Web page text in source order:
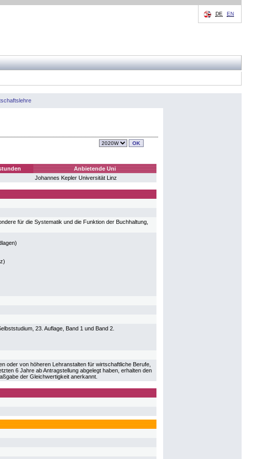
DE EN
Anbietende Uni
Johannes Kepler Universität Linz
für die Systematik und die Funktion der Buchhaltung,
23. Auflage, Band 1 und Band 2.
oder von höheren Lehranstalten für wirtschaftliche Berufe,
6 Jahre ab Antragstellung abgelegt haben, erhalten den
der Gleichwertigkeit anerkannt.